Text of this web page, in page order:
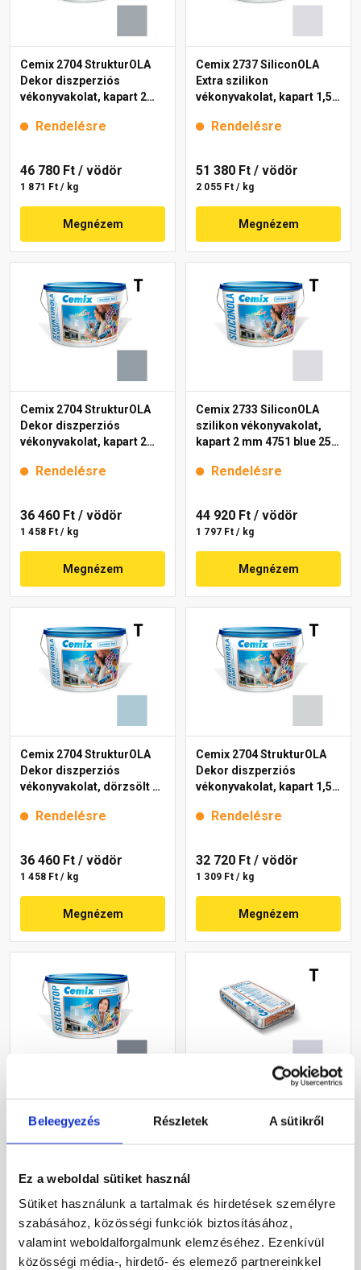
Beleegyezés Részletek A sütikről
Ez a weboldal sütiket használ
Sütiket használunk a tartalmak és hirdetések személyre
szabásához, közösségi funkciók biztosításához,
valamint weboldalforgalmunk elemzéséhez. Ezenkívül
közösségi média-, hirdető- és elemező partnereinkkel
Cemix 2704 StrukturOLA
Dekor diszperziós
vékonyvakolat, kapart 2
Rendelésre
46 780 Ft / vödör
1 871 Ft / kg
Megnézem
Cemix 2737 SiliconOLA
Extra szilikon
vékonyvakolat, kapart 1,5
Rendelésre
51 380 Ft / vödör
2 055 Ft / kg
Megnézem
Cemix 2704 StrukturOLA
Dekor diszperziós
vékonyvakolat, kapart 2
Rendelésre
36 460 Ft / vödör
1 458 Ft / kg
Megnézem
Cemix 2733 SiliconOLA
szilikon vékonyvakolat,
kapart 2 mm 4751 blue 25
Rendelésre
44 920 Ft / vödör
1 797 Ft / kg
Megnézem
Cemix 2704 StrukturOLA
Dekor diszperziós
vékonyvakolat, dörzsölt 2
Rendelésre
36 460 Ft / vödör
1 458 Ft / kg
Megnézem
Cemix 2704 StrukturOLA
Dekor diszperziós
vékonyvakolat, kapart 1,5
Rendelésre
32 720 Ft / vödör
1 309 Ft / kg
Megnézem
szilikon vékonyvakolat,
dörzsölt 2 mm 4767 blue
25 kg
48 120 Ft/ vödör
1 925 Ft / kg
Megnézem
nemesvakolat, dörzsölt 2
12 600 Ft/ zsák
504 Ft / kg
Megnézem